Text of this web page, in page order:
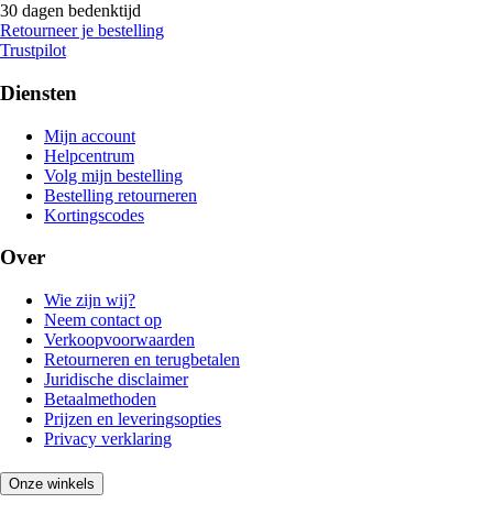
30 dagen bedenktijd
Retourneer je bestelling
Trustpilot
Diensten
Mijn account
Helpcentrum
Volg mijn bestelling
Bestelling retourneren
Kortingscodes
Over
Wie zijn wij?
Neem contact op
Verkoopvoorwaarden
Retourneren en terugbetalen
Juridische disclaimer
Betaalmethoden
Prijzen en leveringsopties
Privacy verklaring
Onze winkels